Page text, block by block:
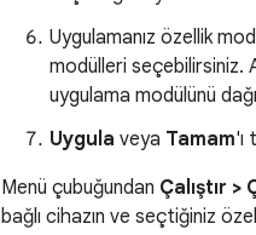
Uygulamanız özellik
modülleri seçebilirsiniz.
uygulama modülünü
Uygula veya Tamam'ı
Menü çubuğundan Çalıştır >
bağlı cihazın ve seçtiğiniz